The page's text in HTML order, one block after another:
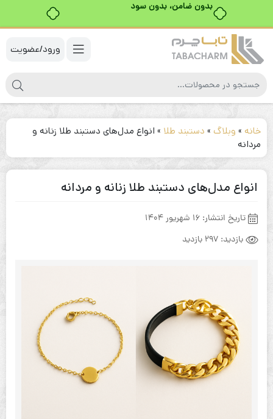
خرید قسطی با ترب‌پی
ورود/عضویت
خانه » وبلاگ » دستبند طلا » انواع مدل‌های دستبند طلا زنانه و
مردانه
انواع مدل‌های دستبند طلا زنانه و مردانه
تاریخ انتشار: 16 شهریور 1404
بازدید: 297 بازدید